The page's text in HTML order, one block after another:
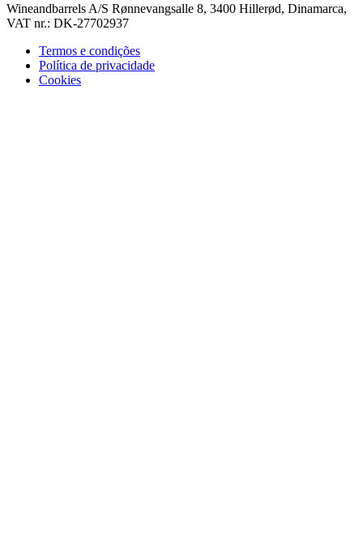
Wineandbarrels A/S Rønnevangsalle 8, 3400 Hillerød, Dinamarca,
VAT nr.: DK-27702937
Termos e condições
Política de privacidade
Cookies